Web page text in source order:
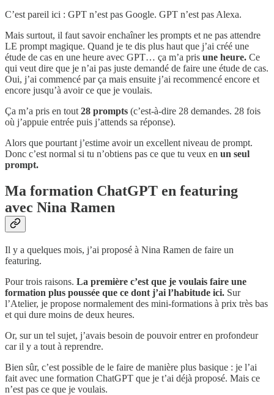
C’est pareil ici : GPT n’est pas Google. GPT n’est pas Alexa.
Mais surtout, il faut savoir enchaîner les prompts et ne pas attendre
LE prompt magique. Quand je te dis plus haut que j’ai créé une
étude de cas en une heure avec GPT… ça m’a pris une heure. Ce
qui veut dire que je n’ai pas juste demandé de faire une étude de cas.
Oui, j’ai commencé par ça mais ensuite j’ai recommencé encore et
encore jusqu’à avoir ce que je voulais.
Ça m’a pris en tout 28 prompts (c’est-à-dire 28 demandes. 28 fois
où j’appuie entrée puis j’attends sa réponse).
Alors que pourtant j’estime avoir un excellent niveau de prompt.
Donc c’est normal si tu n’obtiens pas ce que tu veux en un seul
prompt.
Ma formation ChatGPT en featuring
avec Nina Ramen
Il y a quelques mois, j’ai proposé à Nina Ramen de faire un
featuring.
Pour trois raisons. La première c’est que je voulais faire une
formation plus poussée que ce dont j’ai l’habitude ici. Sur
l’Atelier, je propose normalement des mini-formations à prix très bas
et qui dure moins de deux heures.
Or, sur un tel sujet, j’avais besoin de pouvoir entrer en profondeur
car il y a tout à reprendre.
Bien sûr, c’est possible de le faire de manière plus basique : je l’ai
fait avec une formation ChatGPT que je t’ai déjà proposé. Mais ce
n’est pas ce que je voulais.